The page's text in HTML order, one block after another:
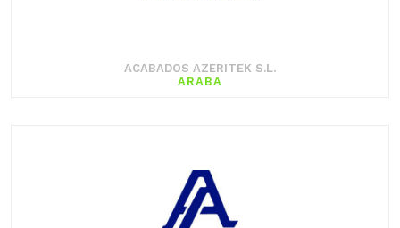
ACABADOS AZERITEK S.L.
ARABA